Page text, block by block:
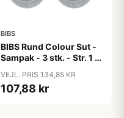
BIBS
BIBS Rund Colour Sut -
Sampak - 3 stk. - Str. 1 -
VEJL. PRIS 134,85 KR
107,88 kr